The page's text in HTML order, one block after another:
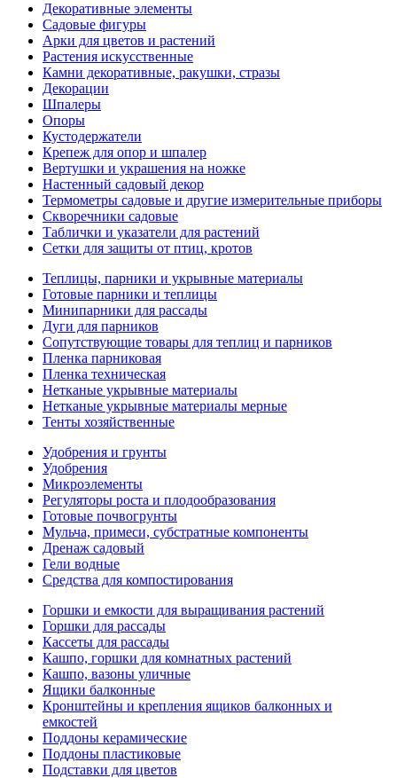
Декоративные элементы
Садовые фигуры
Арки для цветов и растений
Растения искусственные
Камни декоративные, ракушки, стразы
Декорации
Шпалеры
Опоры
Кустодержатели
Крепеж для опор и шпалер
Вертушки и украшения на ножке
Настенный садовый декор
Термометры садовые и другие измерительные приборы
Скворечники садовые
Таблички и указатели для растений
Сетки для защиты от птиц, кротов
Теплицы, парники и укрывные материалы
Готовые парники и теплицы
Минипарники для рассады
Дуги для парников
Сопутствующие товары для теплиц и парников
Пленка парниковая
Пленка техническая
Нетканые укрывные материалы
Нетканые укрывные материалы мерные
Тенты хозяйственные
Удобрения и грунты
Удобрения
Микроэлементы
Регуляторы роста и плодообразования
Готовые почвогрунты
Мульча, примеси, субстратные компоненты
Дренаж садовый
Гели водные
Средства для компостирования
Горшки и емкости для выращивания растений
Горшки для рассады
Кассеты для рассады
Кашпо, горшки для комнатных растений
Кашпо, вазоны уличные
Ящики балконные
Кронштейны и крепления ящиков балконных и
емкостей
Поддоны керамические
Поддоны пластиковые
Подставки для цветов